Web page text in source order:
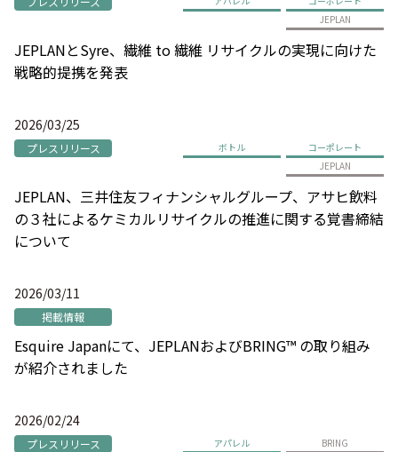
JEPLAN
JEPLANとSyre、繊維 to 繊維 リサイクルの実現に向けた
戦略的提携を発表
2026/03/25
プレスリリース ボトル
コーポレート
JEPLAN
JEPLAN、三井住友フィナンシャルグループ、アサヒ飲料
の３社によるケミカルリサイクルの推進に関する覚書締結
について
2026/03/11
掲載情報
Esquire Japanにて、JEPLANおよびBRING™ の取り組み
が紹介されました
2026/02/24
プレスリリース アパレル BRING